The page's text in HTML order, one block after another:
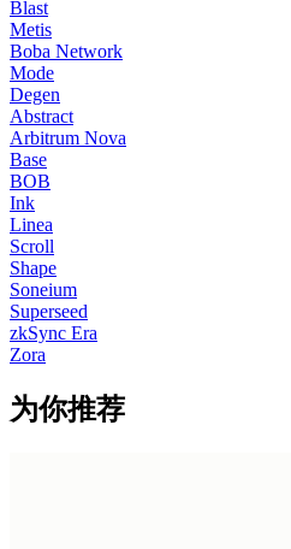
Blast
Metis
Boba Network
Mode
Degen
Abstract
Arbitrum Nova
Base
BOB
Ink
Linea
Scroll
Shape
Soneium
Superseed
zkSync Era
Zora
为你推荐